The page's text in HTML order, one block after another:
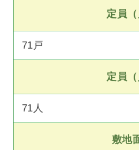
定員（
71戸
定員（
71人
敷地